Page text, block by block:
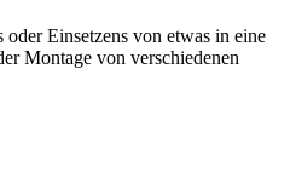
Einsetzens von etwas in eine
Montage von verschiedenen